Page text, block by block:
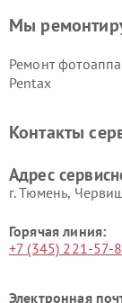
Мы
Ремонт
Pentax
Контакты
Адрес
г. Тюмень,
Горячая линия:
+7 (345) 221-57-
Электронная